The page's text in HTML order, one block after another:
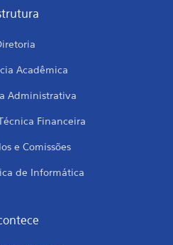
Acadêmica
Administrativa
Financeira
e Comissões
de Informática